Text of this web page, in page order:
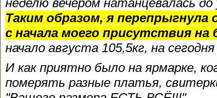
неделю вечером натанцевалась
Таким образом, я перепрыгнула
с начала моего присутствия на
начало августа 105,5кг, на
И как приятно было на ярмарке,
померять разные платья,